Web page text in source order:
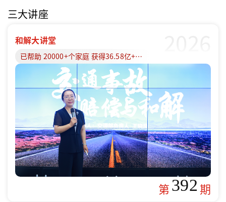
三大讲座
和解大讲堂
已帮助 20000+个家庭 获得36.58亿+赔偿款
第392期